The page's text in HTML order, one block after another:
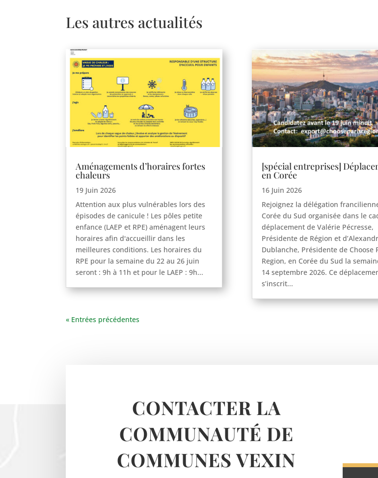
Les autres actualités
Aménagements d’horaires fortes
chaleurs
19 Juin 2026
Attention aux plus vulnérables lors des
épisodes de canicule ! Les pôles petite
enfance (LAEP et RPE) aménagent leurs
horaires afin d'accueillir dans les
meilleures conditions. Les horaires du
RPE pour la semaine du 22 au 26 juin
seront : 9h à 11h et pour le LAEP : 9h...
[spécial entreprises]
en Corée
16 Juin 2026
Rejoignez la délégation
Corée du Sud organisée dans le
déplacement de Valérie Pécresse,
Présidente de Région et
Dublanche, Présidente de Choose
Region, en Corée du Sud la
14 septembre 2026. Ce
s’inscrit...
« Entrées précédentes
CONTACTER LA
COMMUNAUTÉ DE
COMMUNES VEXIN